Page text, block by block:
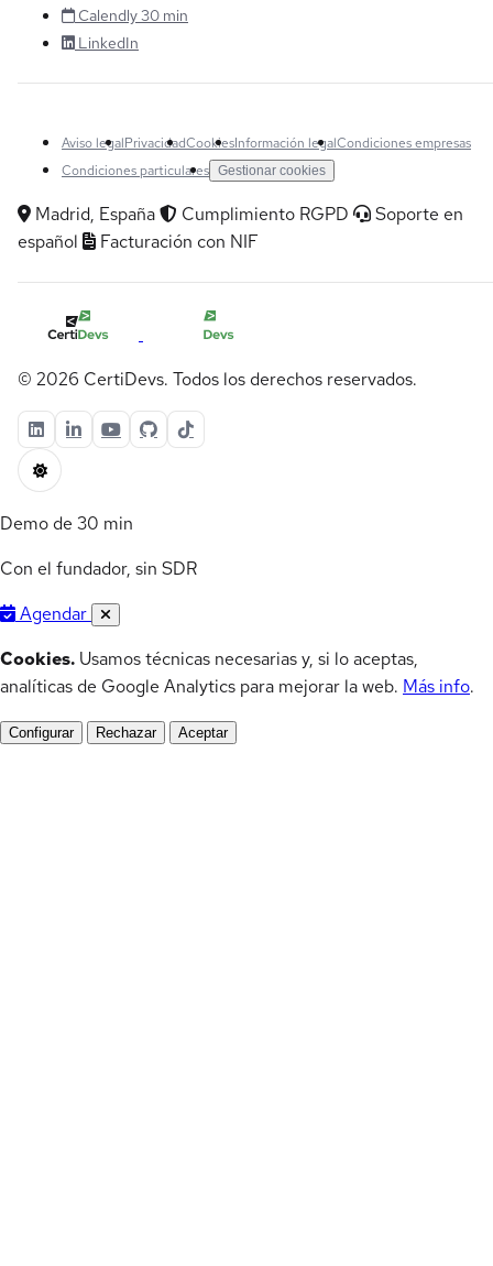
Calendly 30 min
LinkedIn
Aviso legalPrivacidadCookiesInformación legalCondiciones empresas
Condiciones particulares Gestionar cookies
Madrid, España Cumplimiento RGPD
Soporte en
español
Facturación con NIF
© 2026 CertiDevs. Todos los derechos reservados.
Demo de 30 min
Con el fundador, sin SDR
Agendar
Cookies. Usamos técnicas necesarias y, si lo aceptas,
analíticas de Google Analytics para mejorar la web. Más info.
Configurar Rechazar Aceptar